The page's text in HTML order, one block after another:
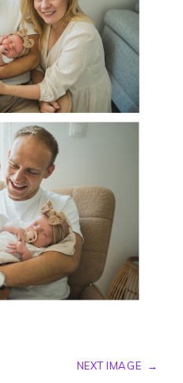
NEXT IMAGE
→